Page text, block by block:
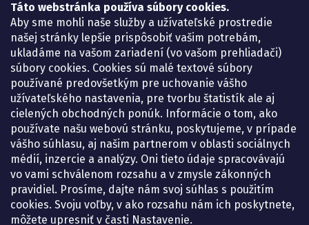
Táto webstránka používa súbory cookies.
Aby sme mohli naše služby a užívateľské prostredie
našej stránky lepšie prispôsobiť vašim potrebám,
ukladáme na vašom zariadení (vo vašom prehliadači)
súbory cookies. Cookies sú malé textové súbory
používané predovšetkým pre uchovanie vášho
užívateľského nastavenia, pre tvorbu štatistík ale aj
cielených obchodných ponúk. Informácie o tom, ako
používate našu webovú stránku, poskytujeme, v prípade
vášho súhlasu, aj našim partnerom v oblasti sociálnych
médií, inzercie a analýzy. Oni tieto údaje spracovávajú
vo vami schválenom rozsahu a v zmysle zákonných
pravidiel. Prosíme, dajte nám svoj súhlas s použitím
cookies. Svoju voľby, v ako rozsahu nám ich poskytnete,
môžete upresniť v časti Nastavenie.
Lekáreň ADONAI
Košice – Smetanova 2
Pondelok:
07.30 – 15.30 h.
Utorok:
07.30 – 16.00 h.
Streda:
07.30 – 16.00 h.
Štvrtok:
07.30 – 15.30 h.
Piatok:
07.30 – 15.30 h.
KONTAKT
eshop@lekarenadonai.sk
+421 948 203 203
Nájdete nás na Facebooku.
lekarenadonai/